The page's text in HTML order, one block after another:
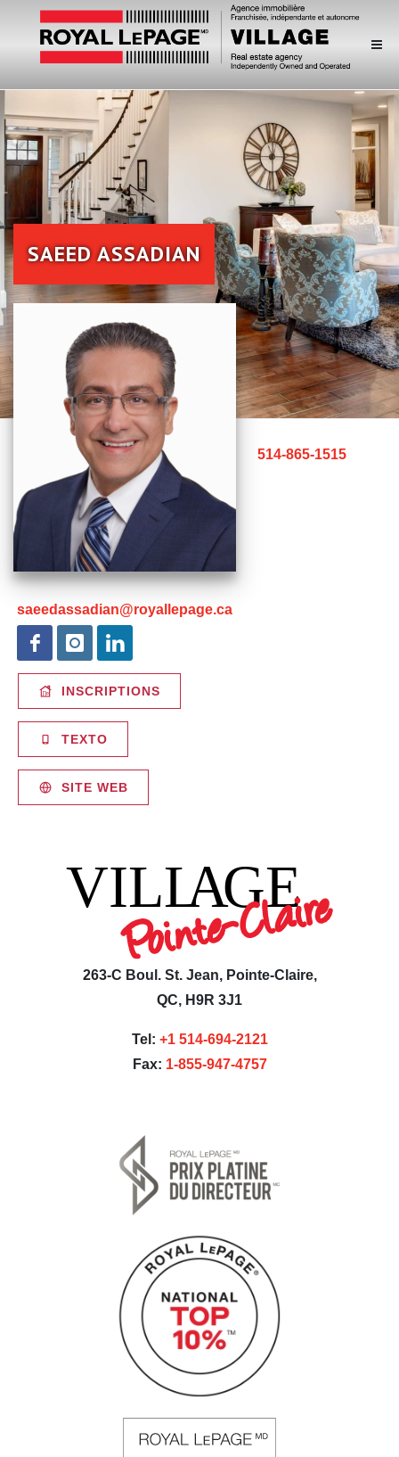
SAEED ASSADIAN
514-865-1515
saeedassadian@royallepage.ca
INSCRIPTIONS
TEXTO
SITE WEB
263-C Boul. St. Jean, Pointe-Claire,
QC, H9R 3J1
Tel: +1 514-694-2121
Fax: 1-855-947-4757